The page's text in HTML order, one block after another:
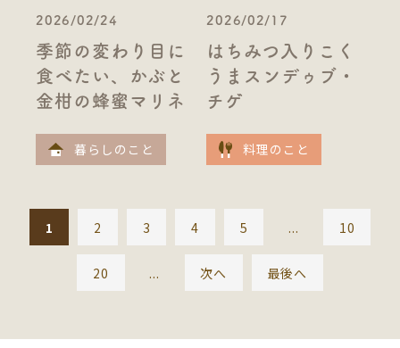
2026/02/24
季節の変わり目に
食べたい、かぶと
金柑の蜂蜜マリネ
暮らしのこと
2026/02/17
はちみつ入りこく
うまスンデゥブ・
チゲ
料理のこと
1 2 3 4 5 ... 10
20 ... 次へ 最後へ